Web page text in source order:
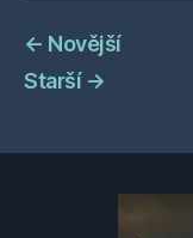
← Novější
Starší →